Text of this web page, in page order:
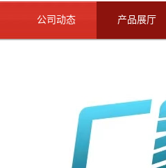
公司动态 产品展厅